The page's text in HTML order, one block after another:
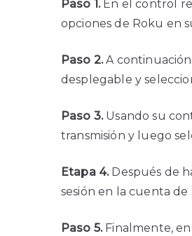
Paso 1.En el control
opciones de Roku en
Paso 2.A
desplegable y
Paso 3.Usando su
transmisión y luego
Etapa 4.Después de
sesión en la cuenta
Paso 5.Finalmente, en